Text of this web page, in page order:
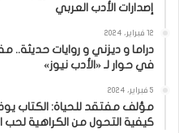
إصدارات الأدب العربي
12 فبراير، 2024
دراما و ديزني و روايات
في حوار لـ «الأدب نيوز»
5 فبراير، 2024
مؤلف مفتقد للحياة: الكتاب
كيفية التحول من الكراهية لحب